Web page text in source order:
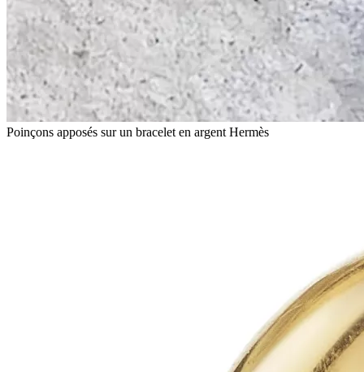
Poinçons apposés sur un bracelet en argent Hermès